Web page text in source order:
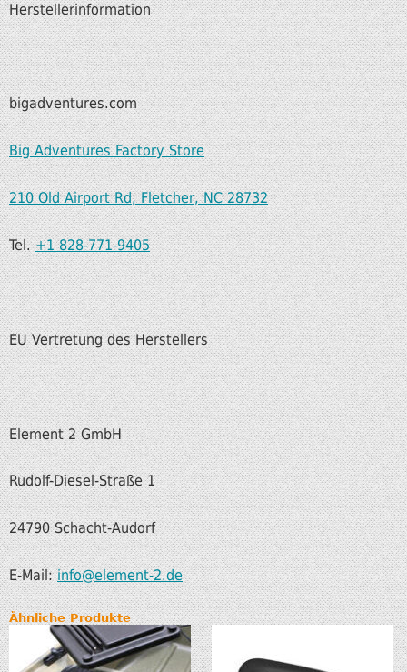
Herstellerinformation
bigadventures.com
Big Adventures Factory Store
210 Old Airport Rd, Fletcher, NC 28732
Tel.+1 828-771-9405
EU Vertretung des Herstellers
Element 2 GmbH
Rudolf-Diesel-Straße 1
24790 Schacht-Audorf
E-Mail:info@element-2.de
Ähnliche Produkte